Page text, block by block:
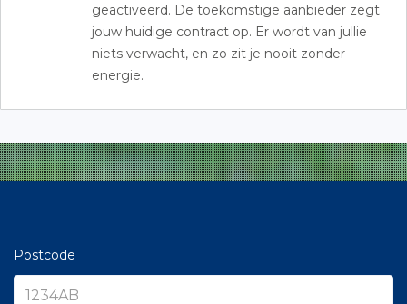
geactiveerd. De toekomstige aanbieder zegt
jouw huidige contract op. Er wordt van jullie
niets verwacht, en zo zit je nooit zonder
energie.
Postcode